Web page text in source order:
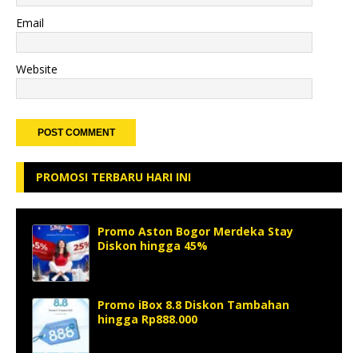
Email
Website
PROMOSI TERBARU HARI INI
Promo Aston Bogor Merdeka Stay
Diskon hingga 45%
Promo iBox 8.8 Diskon Tambahan
hingga Rp888.000